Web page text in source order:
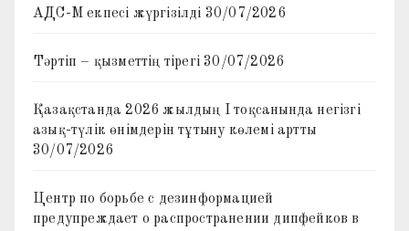
АДС-М екпесі жүргізілді 30/07/2026
Тәртіп – қызметтің тірегі 30/07/2026
Қазақстанда 2026 жылдың I тоқсанында негізгі
азық-түлік өнімдерін тұтыну көлемі артты
30/07/2026
Центр по борьбе с дезинформацией
предупреждает о распространении дипфейков в